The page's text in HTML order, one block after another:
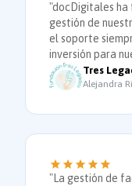
"docDigitales
gestión de
el soporte
inversión para
Tres
Alejandra
"La gestión de